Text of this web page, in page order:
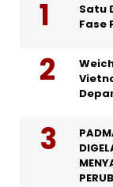
Satu
Fase